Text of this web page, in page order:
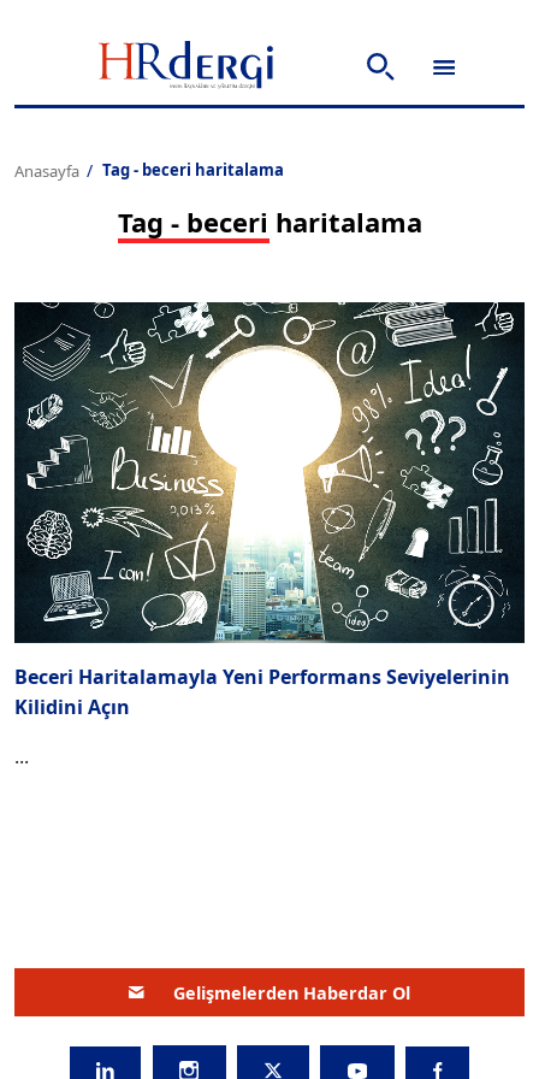
Anasayfa Tag - beceri haritalama
Tag - beceri haritalama
Beceri Haritalamayla Yeni Performans Seviyelerinin
Kilidini Açın
...
Gelişmelerden Haberdar Ol